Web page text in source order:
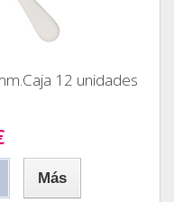
12 unidades
Más